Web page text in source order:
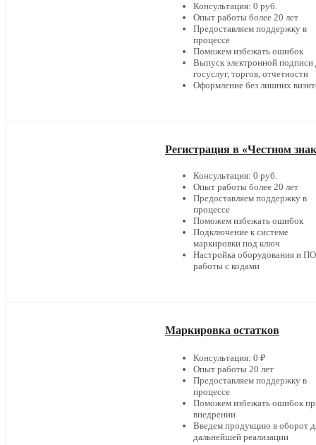
Консультация: 0 руб.
Опыт работы более 20 лет
Предоставляем поддержку в
процессе
Поможем избежать ошибок
Выпуск электронной подписи
госуслуг, торгов, отчетности
Оформление без лишних
Регистрация в «Честном
Консультация: 0 руб.
Опыт работы более 20 лет
Предоставляем поддержку в
процессе
Поможем избежать ошибок
Подключение к системе
маркировки под ключ
Настройка оборудования и
работы с кодами
Маркировка остатков
Консультация: 0 ₽
Опыт работы 20 лет
Предоставляем поддержку в
процессе
Поможем избежать ошибок
внедрении
Введем продукцию в оборот
дальнейшей реализации